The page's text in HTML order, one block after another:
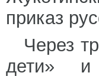
приказ
Через
дети» и